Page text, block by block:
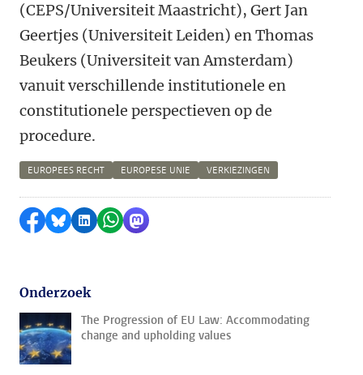
(CEPS/Universiteit Maastricht), Gert Jan
Geertjes (Universiteit Leiden) en Thomas
Beukers (Universiteit van Amsterdam)
vanuit verschillende institutionele en
constitutionele perspectieven op de
procedure.
EUROPEES RECHT EUROPESE UNIE VERKIEZINGEN
Delen op Facebook
Delen via Bluesky
Delen op LinkedIn
Delen via WhatsApp
Delen via Mastodon
Onderzoek
The Progression of EU Law: Accommodating
change and upholding values